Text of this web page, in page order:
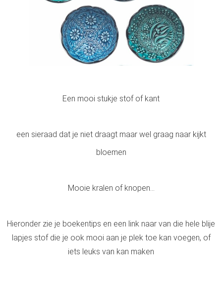
Een mooi stukje stof of kant
een sieraad dat je niet draagt maar wel graag naar kijkt
bloemen
Mooie kralen of knopen…
Hieronder zie je boekentips en een link naar van die hele blije
lapjes stof die je ook mooi aan je plek toe kan voegen, of
iets leuks van kan maken